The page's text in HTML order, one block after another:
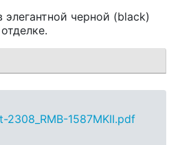
элегантной черной (black)
2308_RMB-1587MKII.pdf